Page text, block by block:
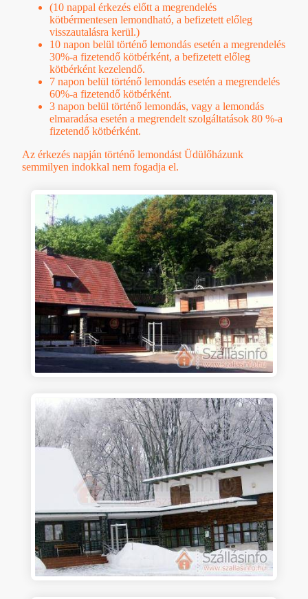
(10 nappal érkezés előtt a megrendelés
kötbérmentesen lemondható, a befizetett előleg
visszautalásra kerül.)
10 napon belül történő lemondás esetén a megrendelés
30%-a fizetendő kötbérként, a befizetett előleg
kötbérként kezelendő.
7 napon belül történő lemondás esetén a megrendelés
60%-a fizetendő kötbérként.
3 napon belül történő lemondás, vagy a lemondás
elmaradása esetén a megrendelt szolgáltatások 80 %-a
fizetendő kötbérként.
Az érkezés napján történő lemondást Üdülőházunk
semmilyen indokkal nem fogadja el.